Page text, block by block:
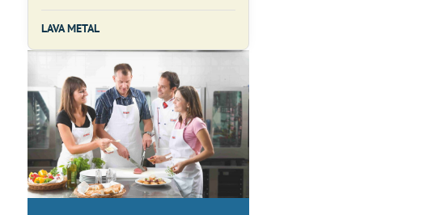
LAVA METAL